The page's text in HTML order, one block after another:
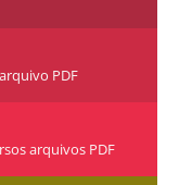
PDF
arquivos PDF